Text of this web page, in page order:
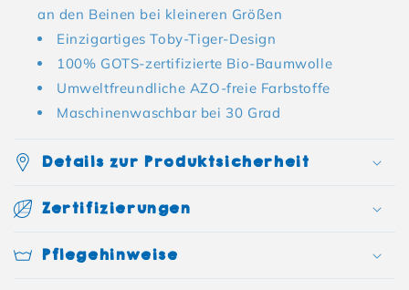
an den Beinen bei kleineren Größen
Einzigartiges Toby-Tiger-Design
100% GOTS-zertifizierte Bio-Baumwolle
Umweltfreundliche AZO-freie Farbstoffe
Maschinenwaschbar bei 30 Grad
Details zur Produktsicherheit
Zertifizierungen
Pflegehinweise